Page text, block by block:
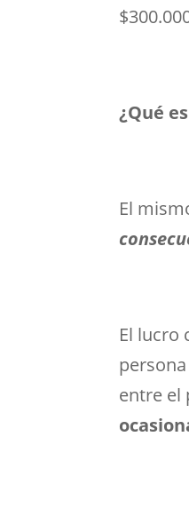
¿Qué
El
El lucro
entre el